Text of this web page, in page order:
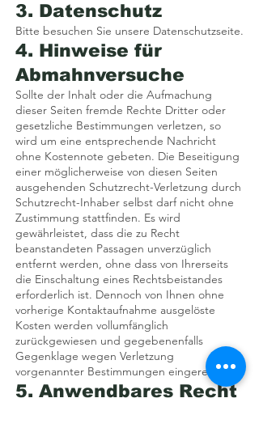
3. Datenschutz
Bitte besuchen Sie unsere Datenschutzseite.
4. Hinweise für
Abmahnversuche
Sollte der Inhalt oder die Aufmachung
dieser Seiten fremde Rechte Dritter oder
gesetzliche Bestimmungen verletzen, so
wird um eine entsprechende Nachricht
ohne Kostennote gebeten. Die Beseitigung
einer möglicherweise von diesen Seiten
ausgehenden Schutzrecht-Verletzung durch
Schutzrecht-Inhaber selbst darf nicht ohne
Zustimmung stattfinden. Es wird
gewährleistet, dass die zu Recht
beanstandeten Passagen unverzüglich
entfernt werden, ohne dass von Ihrerseits
die Einschaltung eines Rechtsbeistandes
erforderlich ist. Dennoch von Ihnen ohne
vorherige Kontaktaufnahme ausgelöste
Kosten werden vollumfänglich
zurückgewiesen und gegebenenfalls
Gegenklage wegen Verletzung
vorgenannter Bestimmungen eingereicht.
5. Anwendbares Recht